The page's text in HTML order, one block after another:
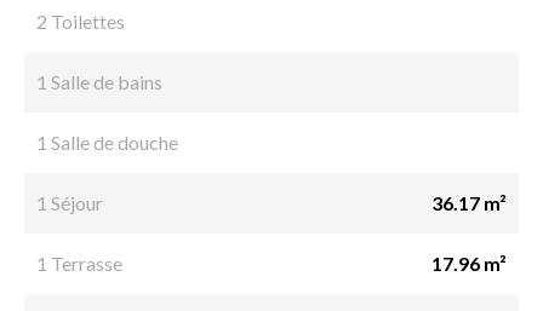
2 Toilettes
1 Salle de bains
1 Salle de douche
1 Séjour 36.17 m²
1 Terrasse 17.96 m²